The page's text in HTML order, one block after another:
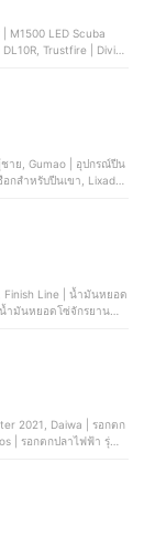
ชาย, Gumao | อุปกรณ์ปีน
กสำหรับปีนเขา, Lixada |
ำมันหยอดโซ่จักรยาน
2021, Daiwa | รอกตก
| รอกตกปลาไฟฟ้า รุ่น